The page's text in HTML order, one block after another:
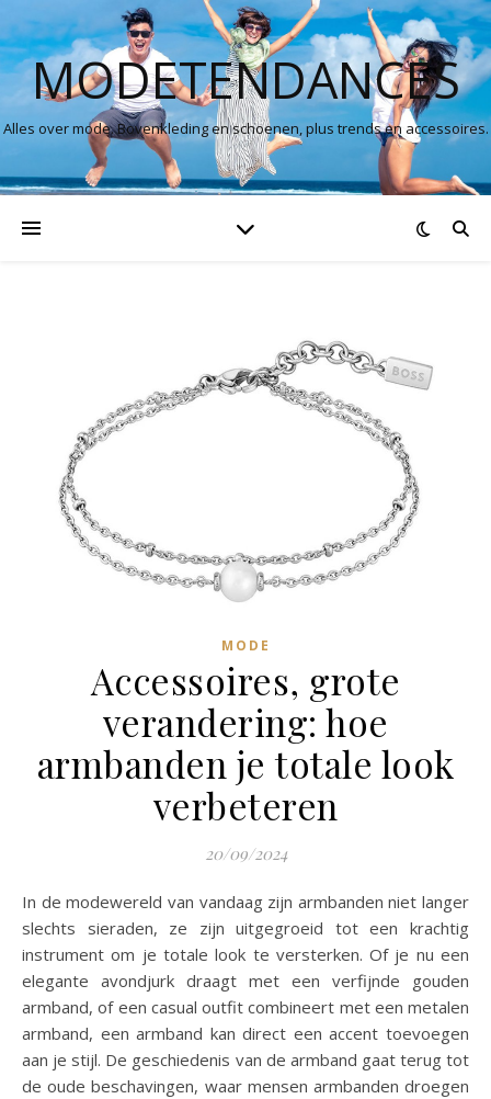
MODETENDANCES
Alles over mode. Bovenkleding en schoenen, plus trends en accessoires.
MODE
Accessoires, grote
verandering: hoe
armbanden je totale look
verbeteren
20/09/2024
In de modewereld van vandaag zijn armbanden niet langer
slechts sieraden, ze zijn uitgegroeid tot een krachtig
instrument om je totale look te versterken. Of je nu een
elegante avondjurk draagt met een verfijnde gouden
armband, of een casual outfit combineert met een metalen
armband, een armband kan direct een accent toevoegen
aan je stijl. De geschiedenis van de armband gaat terug tot
de oude beschavingen, waar mensen armbanden droegen